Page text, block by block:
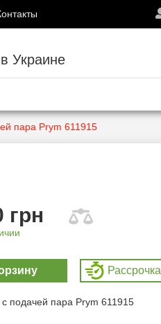
Украине
пара Prym 611915
грн
Рассрочка
подачей пара Prym 611915